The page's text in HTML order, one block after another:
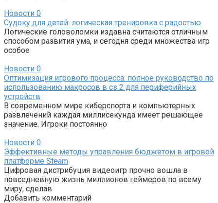
Новости 0
Судоку для детей: логическая тренировка с радостью
Логические головоломки издавна считаются отличным
способом развития ума, и сегодня среди множества игр
особое
Новости 0
Оптимизация игрового процесса: полное руководство по
использованию макросов в cs 2 для периферийных
устройств
В современном мире киберспорта и компьютерных
развлечений каждая миллисекунда имеет решающее
значение. Игроки постоянно
Новости 0
Эффективные методы управления бюджетом в игровой
платформе Steam
Цифровая дистрибуция видеоигр прочно вошла в
повседневную жизнь миллионов геймеров по всему
миру, сделав
Добавить комментарий